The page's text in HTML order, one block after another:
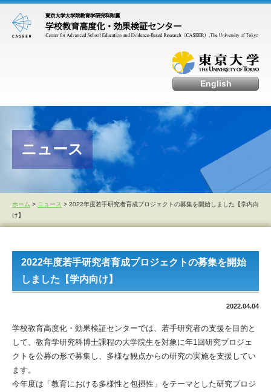
English
ニュース
ホーム > ニュース > 2022年度若手研究者育成プロジェクトの募集を開始しました【学内向
け】
2022年度若手研究者育成プロジェクトの募集を開始
しました【学内向け】
2022.04.04
学校教育高度化・効果検証センターでは、若手研究者の支援を目的と
して、教育学研究科博士課程の大学院生を対象に年1回研究プロジェ
クトを公募の形で募集し、多様な観点からの研究の実施を支援してい
ます。
今年度は「教育における多様性と包摂性」をテーマとした研究プロジ